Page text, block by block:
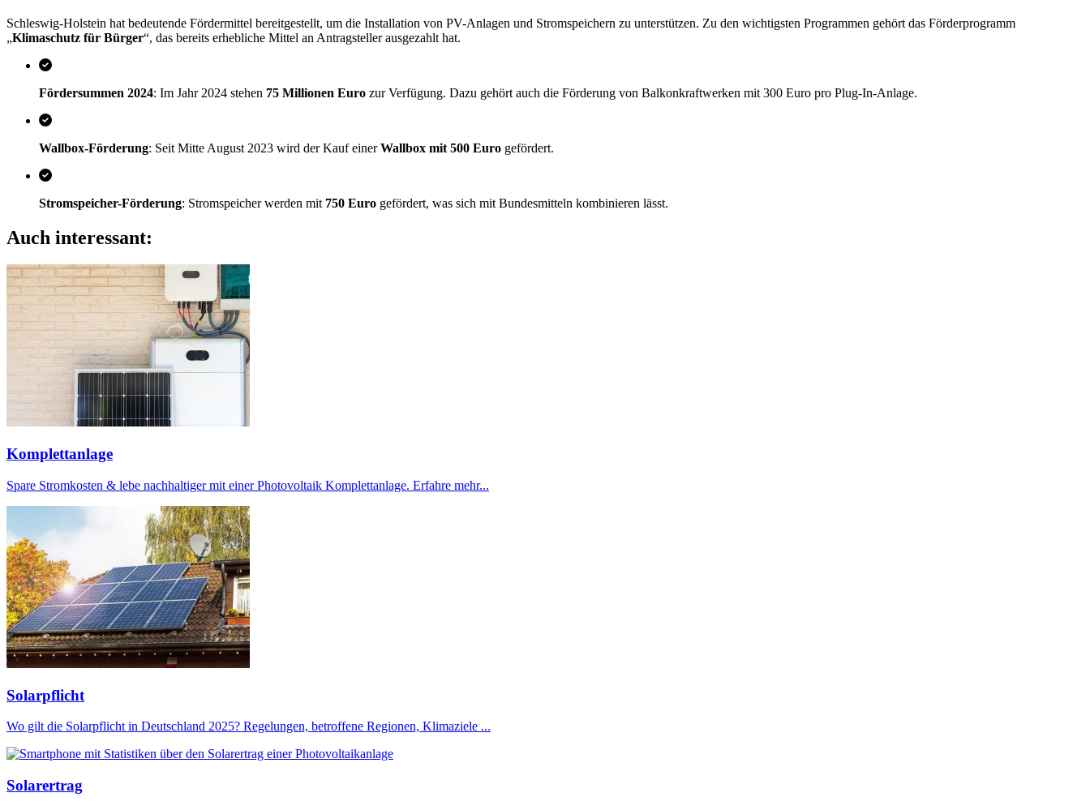
Schleswig-Holstein hat bedeutende Fördermittel bereitgestellt, um die Installation von PV-Anlagen und Stromspeichern zu unterstützen. Zu den wichtigsten Programmen gehört das Förderprogramm
„Klimaschutz für Bürger“, das bereits erhebliche Mittel an Antragsteller ausgezahlt hat.
Fördersummen 2024: Im Jahr 2024 stehen 75 Millionen Euro zur Verfügung. Dazu gehört auch die Förderung von Balkonkraftwerken mit 300 Euro pro Plug-In-Anlage.
Wallbox-Förderung: Seit Mitte August 2023 wird der Kauf einerWallbox mit 500 Euro gefördert.
Stromspeicher-Förderung: Stromspeicher werden mit 750 Euro gefördert, was sich mit Bundesmitteln kombinieren lässt.
Auch interessant:
Komplettanlage
Spare Stromkosten & lebe nachhaltiger mit einer Photovoltaik Komplettanlage. Erfahre mehr...
Solarpflicht
Wo gilt die Solarpflicht in Deutschland 2025? Regelungen, betroffene Regionen, Klimaziele ...
Solarertrag